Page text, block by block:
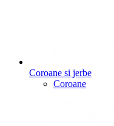
Coroane si jerbe
Coroane